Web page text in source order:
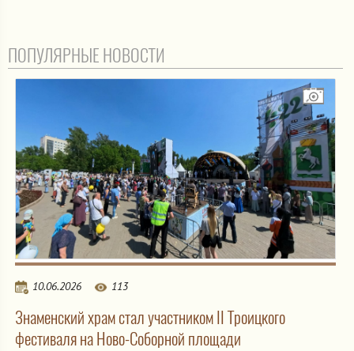
ПОПУЛЯРНЫЕ НОВОСТИ
10.06.2026 113
Знаменский храм стал участником II Троицкого
фестиваля на Ново-Соборной площади